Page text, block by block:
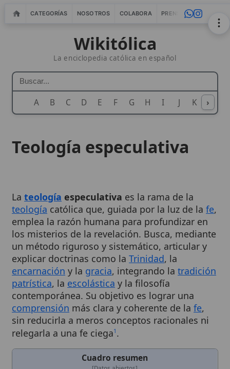
CATEGORÍAS NOSOTROS COLABORA PRENSA WEBMASTERS
Wikitólica
La enciclopedia católica en español
A B C D E F G H I J K L M
›
emplea la razón humana para profundizar en
los misterios de la revelación. Busca, mediante
un método riguroso y sistemático, articular y
explicar doctrinas como laTrinidad, la
encarnación y lagracia, integrando la tradición
patrística , laescolásticay la filosofía
contemporánea. Su objetivo es lograr una
comprensiónmás clara y coherente de la
sin reducirla a meros conceptos racionales ni
relegarla a una fe ciega1.
Cuadro resumen
[Datos abiertos]
Nombre
Teología especulativa
Término